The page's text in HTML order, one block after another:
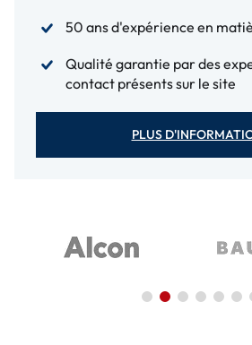
50 ans d'expérience en
Qualité garantie par des
contact présents sur le site
PLUS